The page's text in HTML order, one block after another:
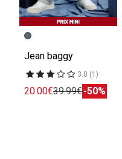
Jean baggy
3.0 (1)
20.00€39.99€-50%